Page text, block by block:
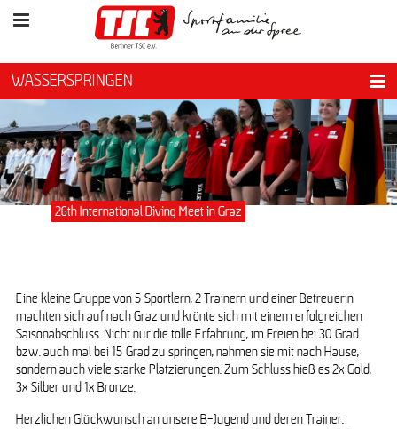
WASSERSPRINGEN
26th International Diving Meet in Graz
Eine kleine Gruppe von 5 Sportlern, 2 Trainern und einer Betreuerin
machten sich auf nach Graz und krönte sich mit einem erfolgreichen
Saisonabschluss. Nicht nur die tolle Erfahrung, im Freien bei 30 Grad
bzw. auch mal bei 15 Grad zu springen, nahmen sie mit nach Hause,
sondern auch viele starke Platzierungen. Zum Schluss hieß es 2x Gold,
3x Silber und 1x Bronze.
Herzlichen Glückwunsch an unsere B-Jugend und deren Trainer.